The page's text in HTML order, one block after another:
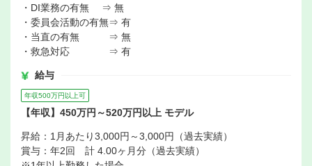
・DI業務の有無 ⇒ 無
・委員会活動の有無⇒ 有
・当直の有無 ⇒ 無
・救急対応 ⇒ 有
給与
年収500万円以上可
【年収】450万円～520万円以上 モデル
昇給：1月あたり3,000円～3,000円（過去実績）
賞与：年2回 計 4.00ヶ月分（過去実績）